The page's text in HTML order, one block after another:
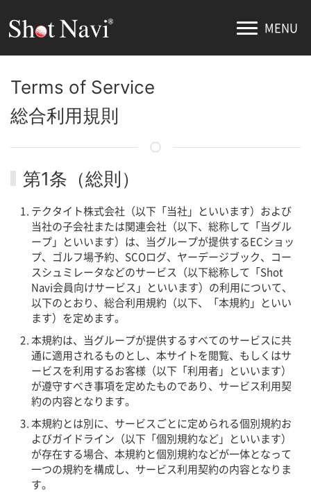
MENU
Terms of Service
総合利用規則
第1条（総則）
テクタイト株式会社（以下「当社」といいます）および
当社の子会社または関連会社（以下、総称して「当グル
ープ」といいます）は、当グループが提供するECショッ
プ、ゴルフ場予約、SCOログ、ヤーデージブック、コー
スシュミレータなどのサービス（以下総称して「Shot
Navi会員向けサービス」といいます）の利用について、
以下のとおり、総合利用規約（以下、「本規約」といい
ます）を定めます。
本規約は、当グループが提供するすべてのサービスに共
通に適用されるものとし、本サイトを閲覧、もしくはサ
ービスを利用するお客様（以下「利用者」といいます）
が遵守すべき事項を定めたものであり、サービス利用契
約の内容となります。
本規約とは別に、サービスごとに定められる個別規約お
よびガイドライン（以下「個別規約など」といいます）
が存在する場合、本規約と個別規約などが一体となって
一つの規約を構成し、サービス利用契約の内容となりま
す。